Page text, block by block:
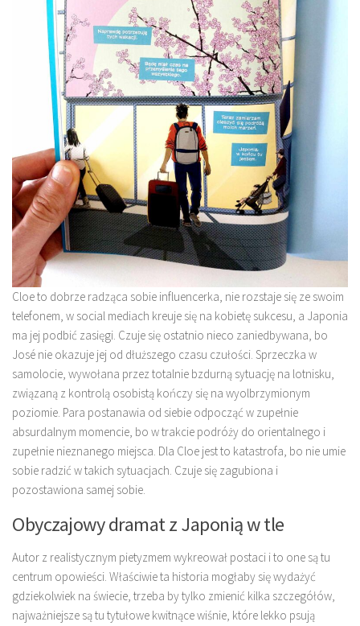
Cloe to dobrze radząca sobie influencerka, nie rozstaje się ze swoim
telefonem, w social mediach kreuje się na kobietę sukcesu, a Japonia
ma jej podbić zasięgi. Czuje się ostatnio nieco zaniedbywana, bo
José nie okazuje jej od dłuższego czasu czułości. Sprzeczka w
samolocie, wywołana przez totalnie bzdurną sytuację na lotnisku,
związaną z kontrolą osobistą kończy się na wyolbrzymionym
poziomie. Para postanawia od siebie odpocząć w zupełnie
absurdalnym momencie, bo w trakcie podróży do orientalnego i
zupełnie nieznanego miejsca. Dla Cloe jest to katastrofa, bo nie umie
sobie radzić w takich sytuacjach. Czuje się zagubiona i
pozostawiona samej sobie.
Obyczajowy dramat z Japonią w tle
Autor z realistycznym pietyzmem wykreował postaci i to one są tu
centrum opowieści. Właściwie ta historia mogłaby się wydażyć
gdziekolwiek na świecie, trzeba by tylko zmienić kilka szczegółów,
najważniejsze są tu tytułowe kwitnące wiśnie, które lekko psują